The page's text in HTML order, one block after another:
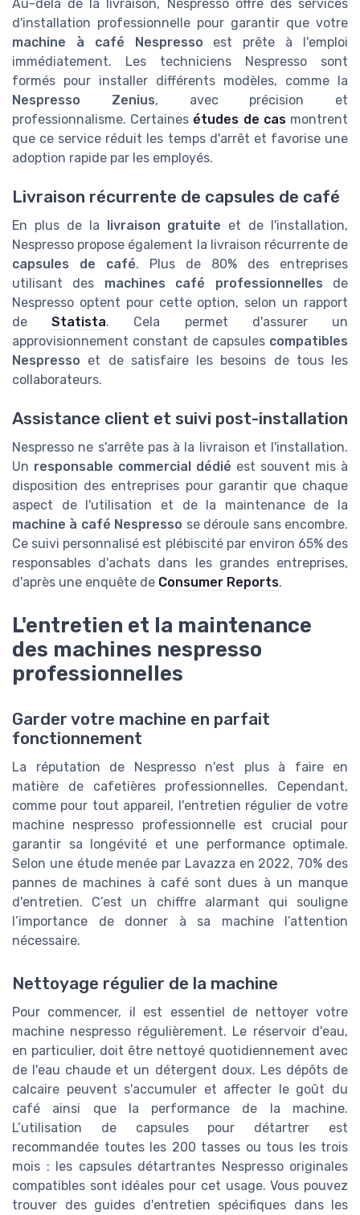
Au-delà de la livraison, Nespresso offre des services
d'installation professionnelle pour garantir que votre
machine à café Nespresso est prête à l'emploi
immédiatement. Les techniciens Nespresso sont
formés pour installer différents modèles, comme la
Nespresso Zenius, avec précision et
professionnalisme. Certaines études de casmontrent
que ce service réduit les temps d'arrêt et favorise une
adoption rapide par les employés.
Livraison récurrente de capsules de café
En plus de la livraison gratuite et de l'installation,
Nespresso propose également la livraison récurrente de
capsules de café. Plus de 80% des entreprises
utilisant des machines café professionnelles de
Nespresso optent pour cette option, selon un rapport
deStatista. Cela permet d'assurer un
approvisionnement constant de capsules compatibles
Nespresso et de satisfaire les besoins de tous les
collaborateurs.
Assistance client et suivi post-installation
Nespresso ne s'arrête pas à la livraison et l'installation.
Un responsable commercial dédié est souvent mis à
disposition des entreprises pour garantir que chaque
aspect de l'utilisation et de la maintenance de la
machine à café Nespresso se déroule sans encombre.
Ce suivi personnalisé est plébiscité par environ 65% des
responsables d'achats dans les grandes entreprises,
d'après une enquête de Consumer Reports.
L'entretien et la maintenance
des machines nespresso
professionnelles
Garder votre machine en parfait
fonctionnement
La réputation de Nespresso n'est plus à faire en
matière de cafetières professionnelles. Cependant,
comme pour tout appareil, l'entretien régulier de votre
machine nespresso professionnelle est crucial pour
garantir sa longévité et une performance optimale.
Selon une étude menée par Lavazza en 2022, 70% des
pannes de machines à café sont dues à un manque
d'entretien. C’est un chiffre alarmant qui souligne
l’importance de donner à sa machine l’attention
nécessaire.
Nettoyage régulier de la machine
Pour commencer, il est essentiel de nettoyer votre
machine nespresso régulièrement. Le réservoir d'eau,
en particulier, doit être nettoyé quotidiennement avec
de l'eau chaude et un détergent doux. Les dépôts de
calcaire peuvent s'accumuler et affecter le goût du
café ainsi que la performance de la machine.
L’utilisation de capsules pour détartrer est
recommandée toutes les 200 tasses ou tous les trois
mois : les capsules détartrantes Nespresso originales
compatibles sont idéales pour cet usage. Vous pouvez
trouver des guides d'entretien spécifiques dans les